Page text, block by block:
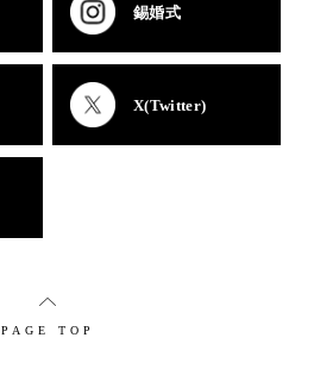
錫婚式
X(Twitter)
PAGE TOP